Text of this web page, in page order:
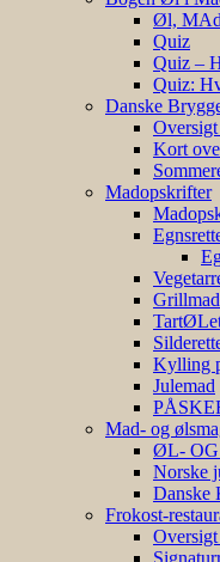
Øl, MAd
Quiz
Quiz –
Quiz:
Danske
Kort
Madopskrifter
Kylling
Julemad
Mad- og
ØL-
Norske
Danske
Frokost-
Oversigt